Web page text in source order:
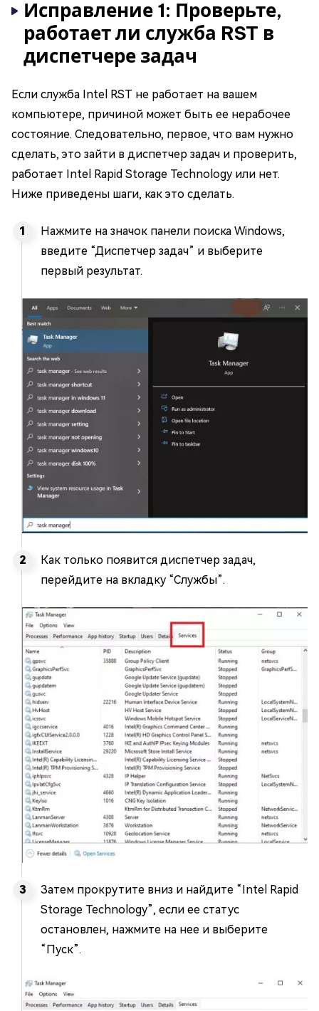
Исправление 1: Проверьте,
работает ли служба RST в
диспетчере задач
Если служба Intel RST не работает на вашем
компьютере, причиной может быть ее нерабочее
состояние. Следовательно, первое, что вам нужно
сделать, это зайти в диспетчер задач и проверить,
работает Intel Rapid Storage Technology или нет.
Ниже приведены шаги, как это сделать.
Нажмите на значок панели поиска Windows,
введите “Диспетчер задач” и выберите
первый результат.
Как только появится диспетчер задач,
перейдите на вкладку “Службы”.
Затем прокрутите вниз и найдите “Intel Rapid
Storage Technology”, если ее статус
остановлен, нажмите на нее и выберите
“Пуск”.